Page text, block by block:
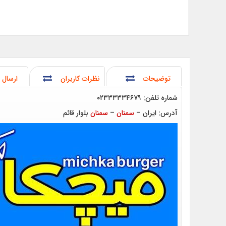
توضیحات نظرات کاربران
شماره تلفن: ۰۲۳۳۳۳۳۴۶۷۹
آدرس: ایران –سمنان –سمنان بلوار قائم